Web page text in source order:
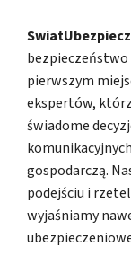
pierwszym
ekspertów,
świadome
gospodarczą.
podejściu i
wyjaśniamy